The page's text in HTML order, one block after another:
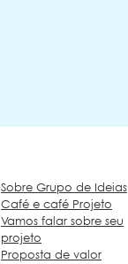
Sobre Grupo de Ideias
Café e café Projeto
Vamos falar sobre seu
projeto
Proposta de valor